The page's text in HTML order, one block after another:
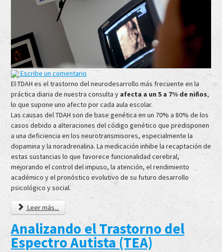
Escribe un comentario
El TDAH es el trastorno del neurodesarrollo más frecuente en la
práctica diaria de nuestra consulta y afecta a un 5 a 7% de niños,
lo que supone uno afecto por cada aula escolar.
Las causas del TDAH son de base genética en un 70% a 80% de los
casos debido a alteraciones del código genético que predisponen
a una deficiencia en los neurotransmisores, especialmente la
dopamina y la noradrenalina. La medicación inhibe la recaptación de
estas sustancias lo que favorece funcionalidad cerebral,
mejorando el control del impuso, la atención, el rendimiento
académico y el pronóstico evolutivo de su futuro desarrollo
psicológico y social.
Leer más...
Analizando el Trastorno del
Espectro Autista (TEA)